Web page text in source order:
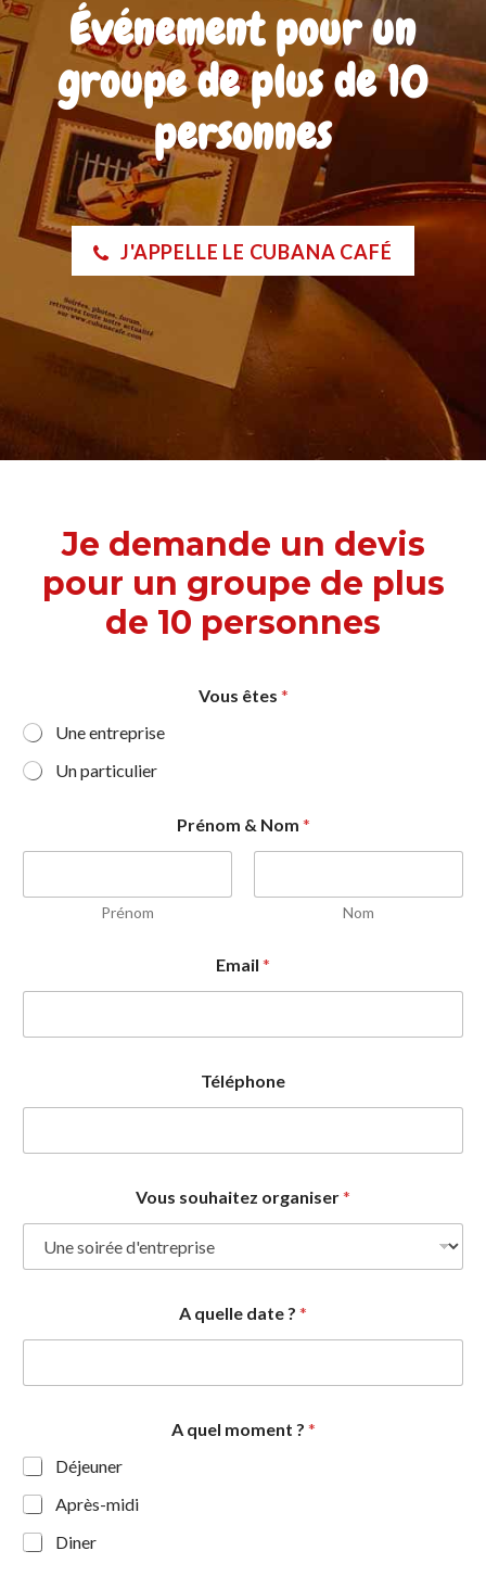
Événement pour un
groupe de plus de 10
personnes
J'APPELLE LE CUBANA CAFÉ
Je demande un devis
pour un groupe de plus
de 10 personnes
Vous êtes *
Une entreprise
Un particulier
Prénom & Nom *
Prénom Nom
Email *
Téléphone
Vous souhaitez organiser*
A quelle date ? *
A quel moment ? *
Déjeuner
Après-midi
Diner